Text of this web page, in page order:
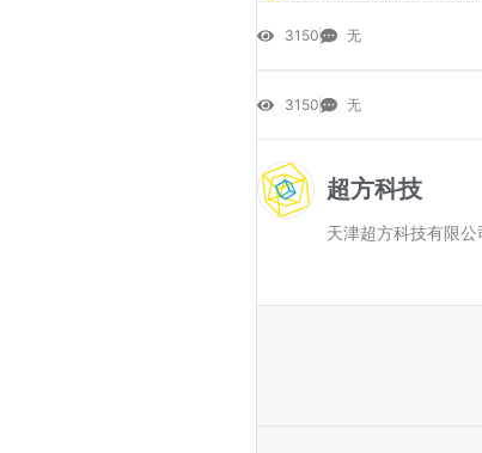
3150 无
3150 无
超方科技
天津超方科技有限公